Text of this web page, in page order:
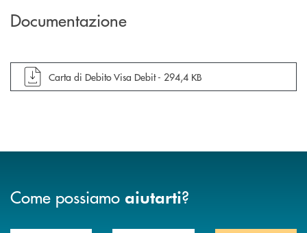
Documentazione
apre documento in una nuova finestra
Carta di Debito Visa Debit - 294,4 KB
Come possiamo aiutarti?